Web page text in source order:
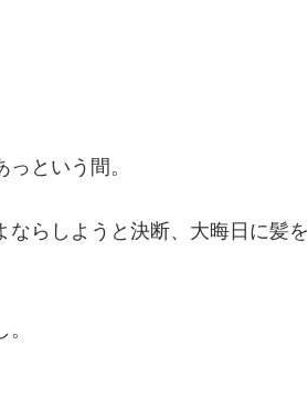
という間。
らしようと決断、大晦日に髪を